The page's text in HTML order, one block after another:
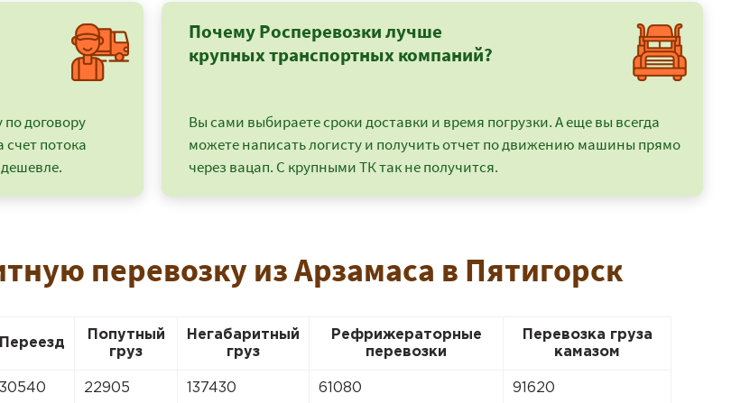
договору
счет потока
Почему Росперевозки лучше
крупных транспортных компаний?
Вы сами выбираете сроки доставки и время погрузки. А еще вы всегда
можете написать логисту и получить отчет по движению машины прямо
через вацап. С крупными ТК так не получится.
перевозку из Арзамаса в Пятигорск
Переезд
Попутный
груз
Негабаритный
груз
Рефрижераторные
перевозки
Перевозка груза
камазом
30540 22905 137430 61080 91620